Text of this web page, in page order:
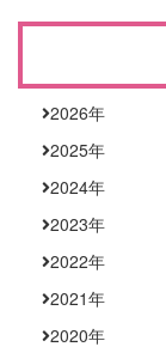
2026年
2025年
2024年
2023年
2022年
2021年
2020年